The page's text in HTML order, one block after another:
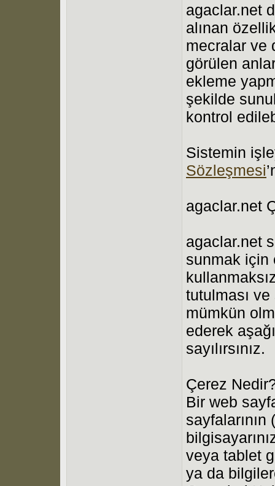
agaclar.net
alınan
mecralar ve
görülen
ekleme
şekilde
kontrol
Sistemin
Sözleşmesi
agaclar.net
agaclar.net
sunmak için
tutulması
mümkün
ederek
sayılırsınız.
Çerez
Bir web
sayfalarının
veya tablet
ya da